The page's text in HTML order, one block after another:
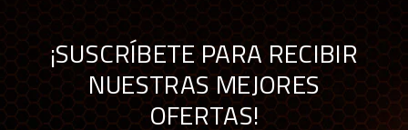
PREGUNTAS FRECUENTES
¡SUSCRÍBETE PARA RECIBIR
NUESTRAS MEJORES
OFERTAS!